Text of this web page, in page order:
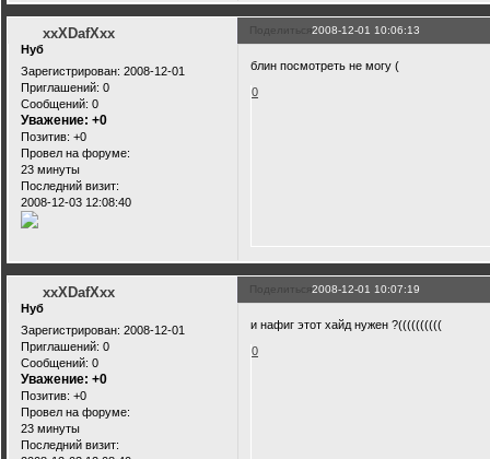
Поделиться2008-12-01 10:06:13
xxXDafXxx
Нуб
Зарегистрирован: 2008-12-01
Приглашений: 0
Сообщений: 0
Уважение: +0
Позитив: +0
Провел на форуме:
23 минуты
Последний визит:
2008-12-03 12:08:40
блин посмотреть не могу (
0
Поделиться2008-12-01 10:07:19
xxXDafXxx
Нуб
Зарегистрирован: 2008-12-01
Приглашений: 0
Сообщений: 0
Уважение: +0
Позитив: +0
Провел на форуме:
23 минуты
Последний визит:
и нафиг этот хайд нужен ?((((((((((
0